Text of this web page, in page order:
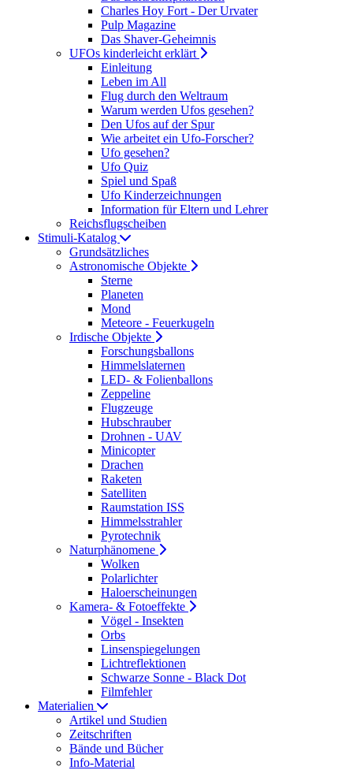
Charles Hoy Fort - Der Urvater
Pulp Magazine
Das Shaver-Geheimnis
UFOs kinderleicht erklärt
Einleitung
Leben im All
Flug durch den Weltraum
Warum werden Ufos gesehen?
Den Ufos auf der Spur
Wie arbeitet ein Ufo-Forscher?
Ufo gesehen?
Ufo Quiz
Spiel und Spaß
Ufo Kinderzeichnungen
Information für Eltern und Lehrer
Reichsflugscheiben
Stimuli-Katalog
Grundsätzliches
Astronomische Objekte
Sterne
Planeten
Mond
Meteore - Feuerkugeln
Irdische Objekte
Forschungsballons
Himmelslaternen
LED- & Folienballons
Zeppeline
Flugzeuge
Hubschrauber
Drohnen - UAV
Minicopter
Drachen
Raketen
Satelliten
Raumstation ISS
Himmelsstrahler
Pyrotechnik
Naturphänomene
Wolken
Polarlichter
Haloerscheinungen
Kamera- & Fotoeffekte
Vögel - Insekten
Orbs
Linsenspiegelungen
Lichtreflektionen
Schwarze Sonne - Black Dot
Filmfehler
Materialien
Artikel und Studien
Zeitschriften
Bände und Bücher
Info-Material